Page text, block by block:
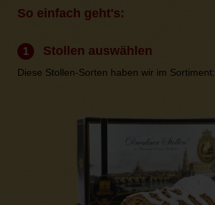
So einfach geht's:
1 Stollen auswählen
Diese Stollen-Sorten haben wir im Sortiment: